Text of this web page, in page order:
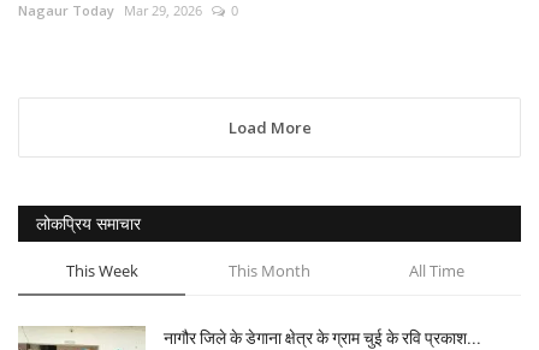
Nagaur Today Mar 29, 2026 0
Load More
लोकप्रिय समाचार
This Week This Month All Time
नागौर जिले के डेगाना क्षेत्र के ग्राम चुई के रवि प्रकाश...